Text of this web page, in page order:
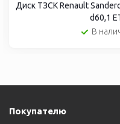
Диск ТЗСК Renault
d60,1
В
Покупателю